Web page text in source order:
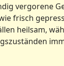
vergorene
frisch
heilsam,